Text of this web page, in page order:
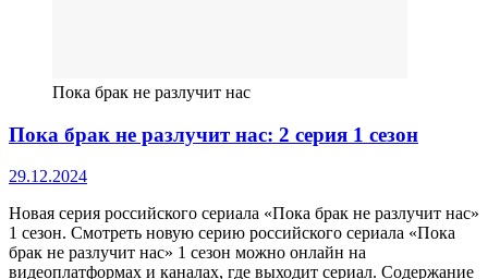
Пока брак не разлучит нас
Пока брак не разлучит нас: 2 серия 1 сезон
29.12.2024
Новая серия российского сериала «Пока брак не разлучит нас»
1 сезон. Смотреть новую серию российского сериала «Пока
брак не разлучит нас» 1 сезон можно онлайн на
видеоплатформах и каналах, где выходит сериал. Содержание